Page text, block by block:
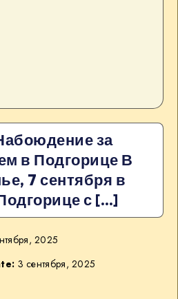
за
в Подгорице В
7 сентября в
с […]
2025
3 сентября, 2025